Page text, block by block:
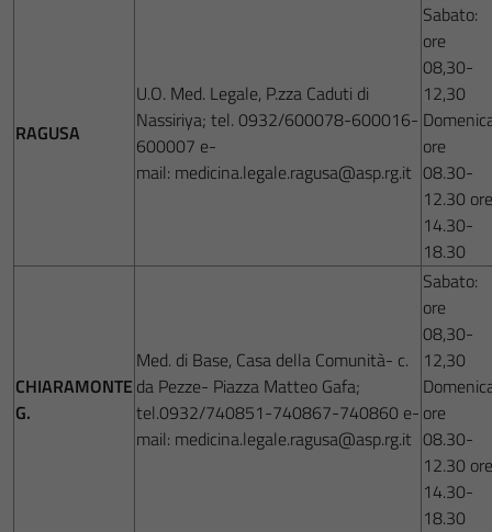
RAGUSA
U.O. Med. Legale, P.zza Caduti di
Nassiriya; tel. 0932/600078-600016-
600007 e-
mail: medicina.legale.ragusa@asp.rg.it
Sabato:
ore
08,30-
12,30
ore
08.30-
12.30 ore
14.30-
18.30
CHIARAMONTE
G.
Med. di Base, Casa della Comunità- c.
da Pezze- Piazza Matteo Gafa;
tel.0932/740851-740867-740860 e-
mail: medicina.legale.ragusa@asp.rg.it
Sabato:
ore
08,30-
12,30
ore
08.30-
12.30 ore
14.30-
18.30